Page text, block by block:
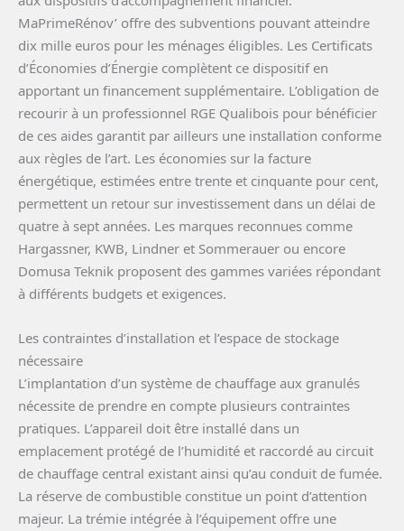
MaPrimeRénov’ offre des subventions pouvant atteindre
dix mille euros pour les ménages éligibles. Les Certificats
d’Économies d’Énergie complètent ce dispositif en
apportant un financement supplémentaire. L’obligation de
recourir à un professionnel RGE Qualibois pour bénéficier
de ces aides garantit par ailleurs une installation conforme
aux règles de l’art. Les économies sur la facture
énergétique, estimées entre trente et cinquante pour cent,
permettent un retour sur investissement dans un délai de
quatre à sept années. Les marques reconnues comme
Hargassner, KWB, Lindner et Sommerauer ou encore
Domusa Teknik proposent des gammes variées répondant
à différents budgets et exigences.
Les contraintes d’installation et l’espace de stockage
nécessaire
L’implantation d’un système de chauffage aux granulés
nécessite de prendre en compte plusieurs contraintes
pratiques. L’appareil doit être installé dans un
emplacement protégé de l’humidité et raccordé au circuit
de chauffage central existant ainsi qu’au conduit de fumée.
La réserve de combustible constitue un point d’attention
majeur. La trémie intégrée à l’équipement offre une